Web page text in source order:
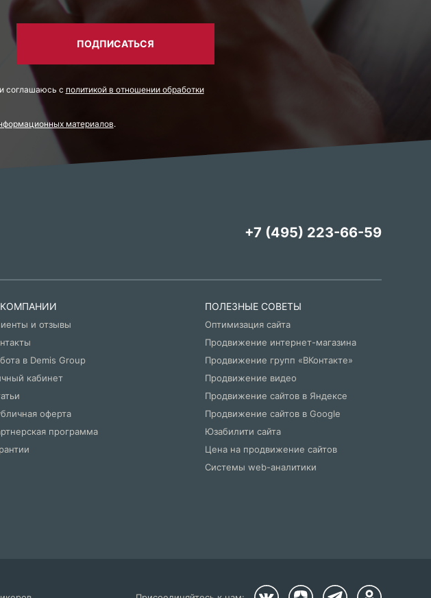
ПОДПИСАТЬСЯ
соглашаюсь с политикой в отношении обработки
материалов.
+7 (495) 223-66-59
и отзывы
в Demis Group
кабинет
оферта
программа
ПОЛЕЗНЫЕ СОВЕТЫ
Оптимизация сайта
Продвижение интернет-магазина
Продвижение групп «ВКонтакте»
Продвижение видео
Продвижение сайтов в Яндексе
Продвижение сайтов в Google
Юзабилити сайта
Цена на продвижение сайтов
Системы web-аналитики